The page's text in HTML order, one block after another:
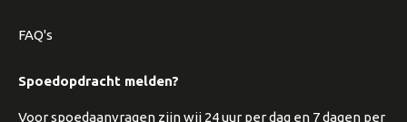
FAQ's
Spoedopdracht melden?
Voor spoedaanvragen zijn wij 24 uur per dag en 7 dagen per